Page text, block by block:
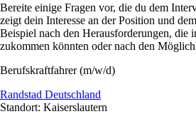
Bereite einige Fragen vor, die du dem
zeigt dein Interesse an der Position und
Beispiel nach den Herausforderungen, die
zukommen könnten oder nach den
Berufskraftfahrer (m/w/d)
Randstad Deutschland
Standort: Kaiserslautern